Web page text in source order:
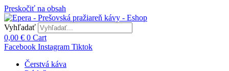
Preskočiť na obsah
Vyhľadať
0,00 € 0 Cart
Facebook Instagram Tiktok
Čerstvá káva